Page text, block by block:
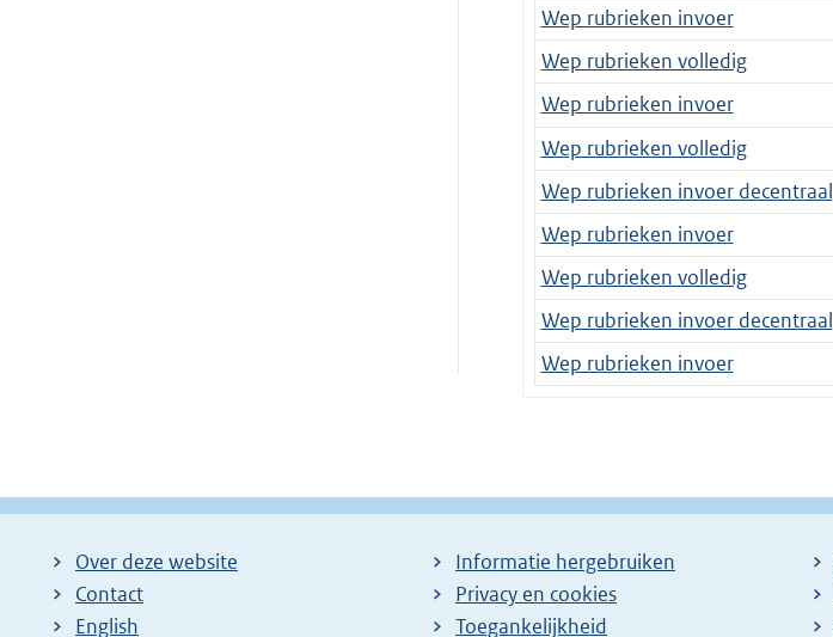
Wep rubrieken invoer
Wep rubrieken volledig
Wep rubrieken invoer
Wep rubrieken volledig
Wep rubrieken invoer decentraal
Wep rubrieken invoer
Wep rubrieken volledig
Wep rubrieken invoer decentraal
Wep rubrieken invoer
Over deze website
Contact
English
Informatie hergebruiken
Privacy en cookies
Toegankelijkheid